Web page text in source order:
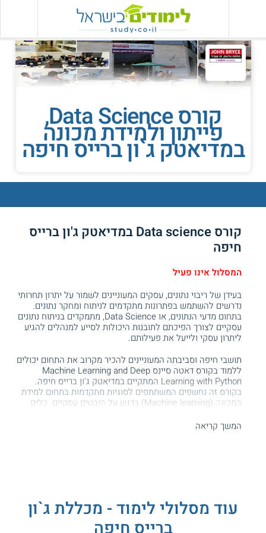
קורס Data Science,
פייתון ולמידת מכונה
במדיאטק ג`ון ברייס חיפה
קורס Data science במדיאטק ג'ון ברייס
חיפה
המסלול אינו פעיל
בעידן של ריבוי נתונים, עסקים המעוניינים לשמור על יתרון תחרותי
נדרשים להשתמש בפתרונות מתקדמים לניתוח ומחקר נתונים.
בתחום מדעי הנתונים, או Data Science, מתמקדים בניתוח נתונים
עסקיים לצורך הפיכתם לתובנות היכולות לסייע למנהלים להגיע
ליתרון עסקי ולייעל את פעילותם.
תושבי חיפה וסביבתה המעוניינים להכיר מקרוב את התחום יכולים
ללמוד בקורס דאטה סיינס Machine Learning and Deep
Learning with Python‎ המתקיים במדיאטק ג'ון ברייס חיפה.
בקורס זה נחשפים המשתתפים לסוגיות מתקדמות בתחום למידת
המכונה (Machine learning) בדגש על היבטים עסקיים. כלים
הזדמנויות וקידום הפעילות בחברה. ענף ה -
היום בין המקצועות המבוקשים בתעשיית ההייטק, עובדים אלה
תכנית הלימודים
בקורס מכינים את המשתתפים לתפקידי מדעני נתונים ולהשתלבות
המשך קריאה
עוד מסלולי לימוד - מכללת ג`ון